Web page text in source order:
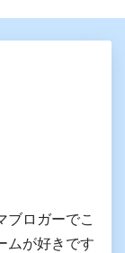
ブロガーでこ
ムが好きです